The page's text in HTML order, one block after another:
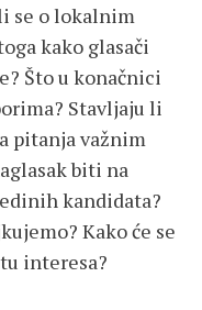
se o lokalnim
kako glasači
Što u konačnici
Stavljaju li
pitanja važnim
biti na
kandidata?
Kako će se
interesa?